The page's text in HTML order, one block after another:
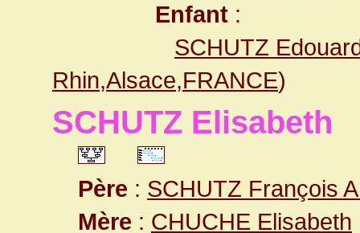
Enfant :
SCHUTZ
Rhin,Alsace,FRANCE)
SCHUTZ Elisabeth
Père : SCHUTZ François
Mère : CHUCHE Elisabeth